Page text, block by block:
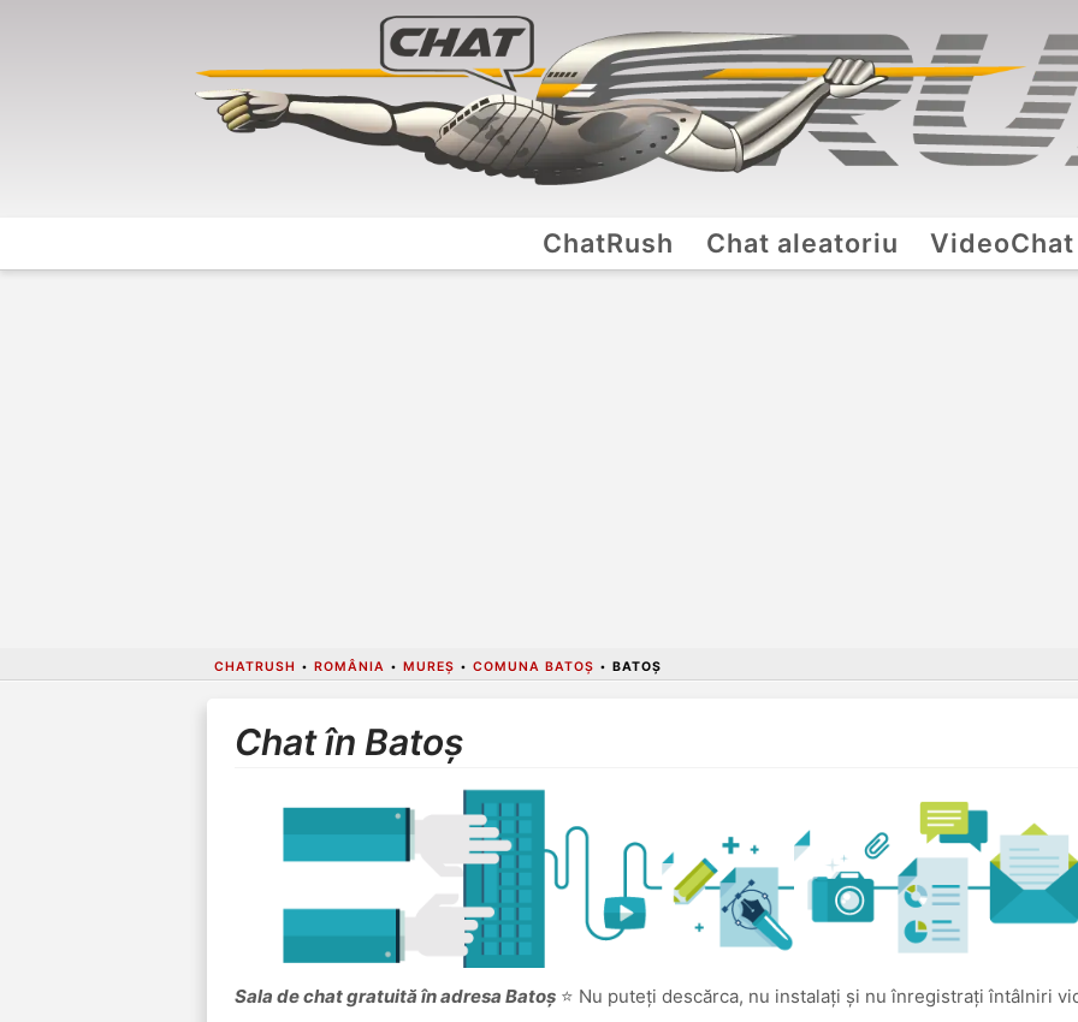
ChatRush Chat aleatoriu VideoChat
CHATRUSH • ROMÂNIA • MUREȘ • COMUNA BATOȘ • BATOȘ
Chat în Batoș
Sala de chat gratuită în adresa Batoș⭐ Nu puteți descărca, nu instalați și nu înregistrați întâlniri